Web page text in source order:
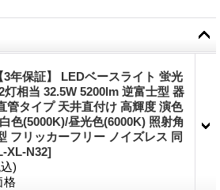
3年保証】 LEDベースライト 蛍光
灯相当 32.5W 5200lm 逆富士型 器
管タイプ 天井直付け 高輝度 演色
色(5000K)/昼光色(6000K) 照射角
フリッカーフリー ノイズレス 同
XL-N32]
)
格